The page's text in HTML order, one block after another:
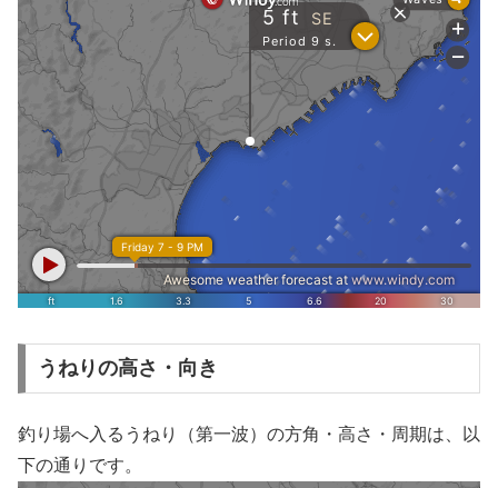
うねりの高さ・向き
釣り場へ入るうねり（第一波）の方角・高さ・周期は、以
下の通りです。